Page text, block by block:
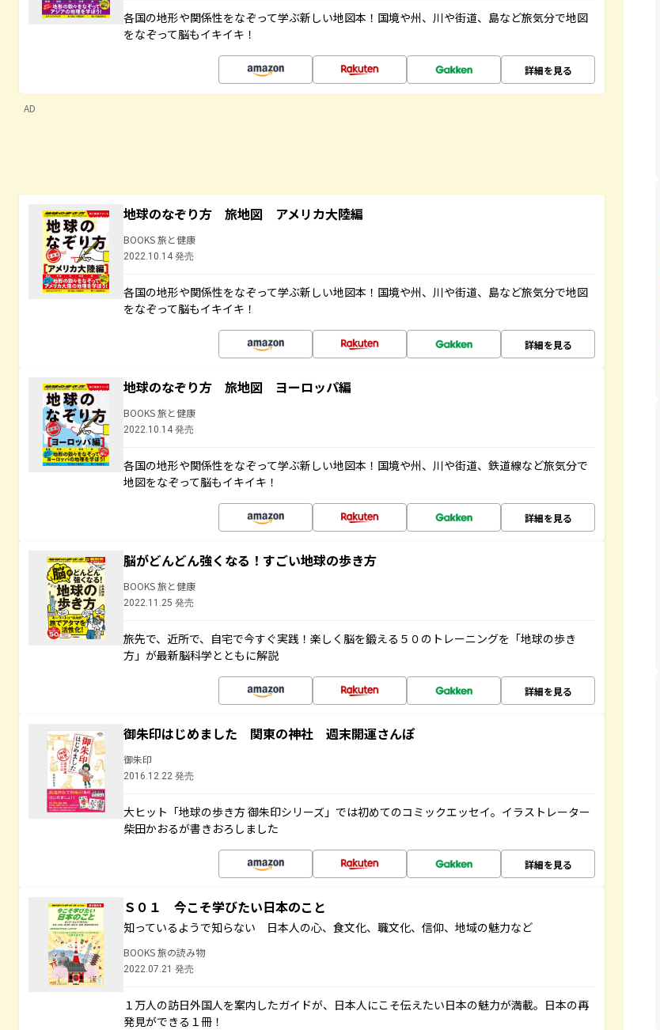
各国の地形や関係性をなぞって学ぶ新しい地図本！国境や州、川や街道、島など旅気分で地図
をなぞって脳もイキイキ！
詳細を見る
AD
地球のなぞり方 旅地図 アメリカ大陸編
BOOKS 旅と健康
2022.10.14 発売
各国の地形や関係性をなぞって学ぶ新しい地図本！国境や州、川や街道、島など旅気分で地図
をなぞって脳もイキイキ！
詳細を見る
地球のなぞり方 旅地図 ヨーロッパ編
BOOKS 旅と健康
2022.10.14 発売
各国の地形や関係性をなぞって学ぶ新しい地図本！国境や州、川や街道、鉄道線など旅気分で
地図をなぞって脳もイキイキ！
詳細を見る
脳がどんどん強くなる！すごい地球の歩き方
BOOKS 旅と健康
2022.11.25 発売
旅先で、近所で、自宅で今すぐ実践！楽しく脳を鍛える５０のトレーニングを「地球の歩き
方」が最新脳科学とともに解説
詳細を見る
御朱印はじめました 関東の神社 週末開運さんぽ
御朱印
2016.12.22 発売
大ヒット「地球の歩き方 御朱印シリーズ」では初めてのコミックエッセイ。イラストレーター
柴田かおるが書きおろしました
詳細を見る
Ｓ０１ 今こそ学びたい日本のこと
知っているようで知らない 日本人の心、食文化、職文化、信仰、地域の魅力など
BOOKS 旅の読み物
2022.07.21 発売
１万人の訪日外国人を案内したガイドが、日本人にこそ伝えたい日本の魅力が満載。日本の再
発見ができる１冊！